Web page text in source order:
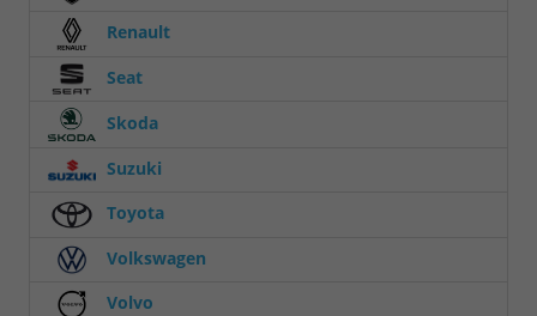
Renault
Seat
Skoda
Suzuki
Toyota
Volkswagen
Volvo